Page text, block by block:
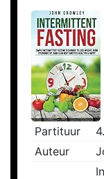
Partituur
Auteur